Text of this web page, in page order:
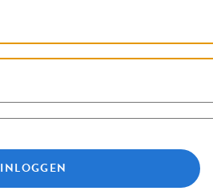
INLOGGEN